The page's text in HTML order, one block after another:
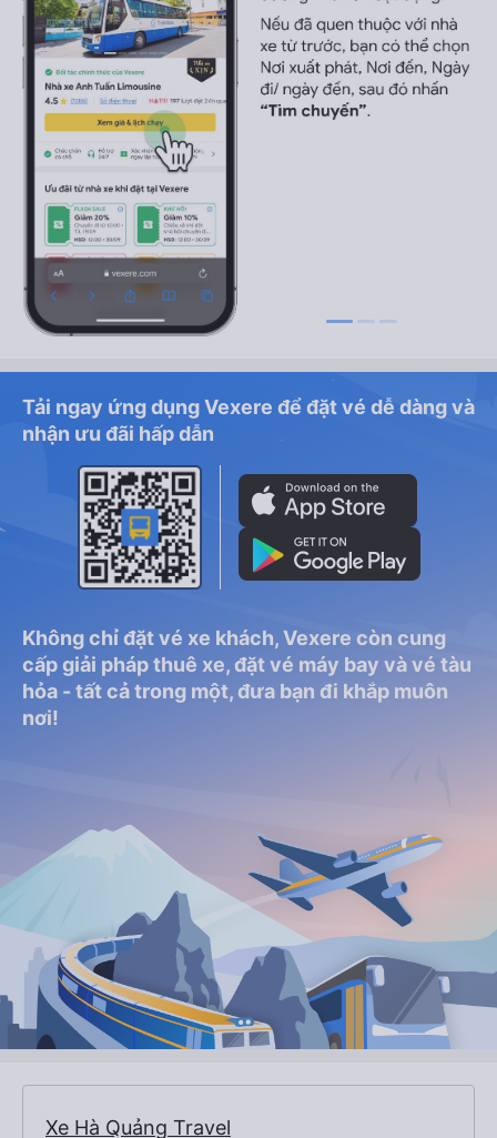
Tải ngay ứng dụng Vexere để đặt vé dễ dàng và
nhận ưu đãi hấp dẫn
Không chỉ đặt vé xe khách, Vexere còn cung
cấp giải pháp thuê xe, đặt vé máy bay và vé tàu
hỏa - tất cả trong một, đưa bạn đi khắp muôn
nơi!
Xe Hà Quảng Travel